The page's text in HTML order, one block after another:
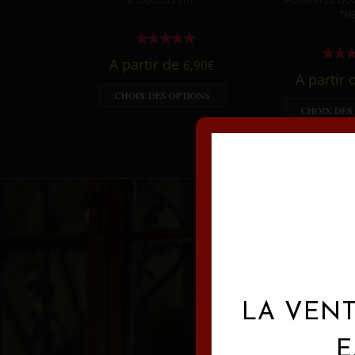
A partir de 6,90€
CHOIX DES OPTIONS
A partir
CHOIX DES
LA